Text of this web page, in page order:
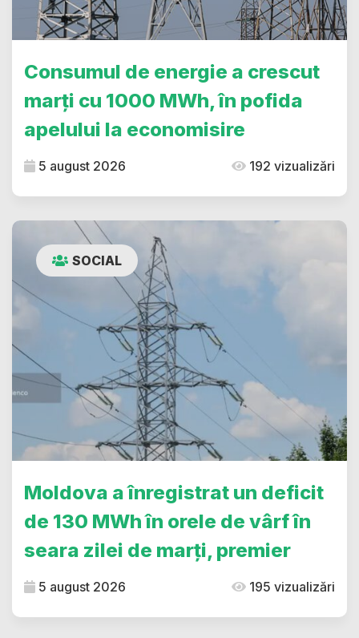
Consumul de energie a crescut
marți cu 1000 MWh, în pofida
apelului la economisire
5 august 2026 192 vizualizări
SOCIAL
Moldova a înregistrat un deficit
de 130 MWh în orele de vârf în
seara zilei de marți, premier
5 august 2026 195 vizualizări